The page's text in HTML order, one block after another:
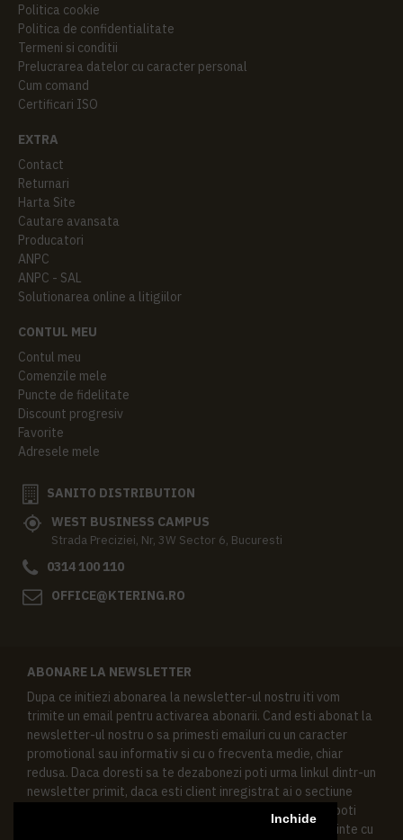
Inchide
Politica cookie
Politica de confidentialitate
Termeni si conditii
Prelucrarea datelor cu caracter personal
Cum comand
Certificari ISO
EXTRA
Contact
Returnari
Harta Site
Cautare avansata
Producatori
ANPC
ANPC - SAL
Solutionarea online a litigiilor
CONTUL MEU
Contul meu
Comenzile mele
Puncte de fidelitate
Discount progresiv
Favorite
Adresele mele
SANITO DISTRIBUTION
WEST BUSINESS CAMPUS
Strada Preciziei, Nr, 3W Sector 6, Bucuresti
0314 100 110
OFFICE@KTERING.RO
ABONARE LA NEWSLETTER
Dupa ce initiezi abonarea la newsletter-ul nostru iti vom
trimite un email pentru activarea abonarii. Cand esti abonat la
newsletter-ul nostru o sa primesti emailuri cu un caracter
promotional sau informativ si cu o frecventa medie, chiar
redusa. Daca doresti sa te dezabonezi poti urma linkul dintr-un
newsletter primit, daca esti client inregistrat ai o sectiune
speciala in contul tau in acest scop, si de asemenea ne poti
contacta oricand pe email pentru orice intrebari sau cerinte cu